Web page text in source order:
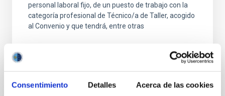
Consentimiento Detalles Acerca de las cookies
personal laboral fijo, de un puesto de trabajo con la
categoría profesional de Técnico/a de Taller, acogido
al Convenio y que tendrá, entre otras